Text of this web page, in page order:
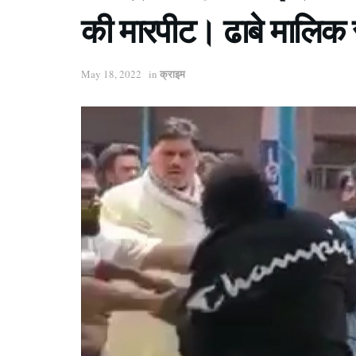
की मारपीट। ढाबे मालिक
May 18, 2022 in क्राइम